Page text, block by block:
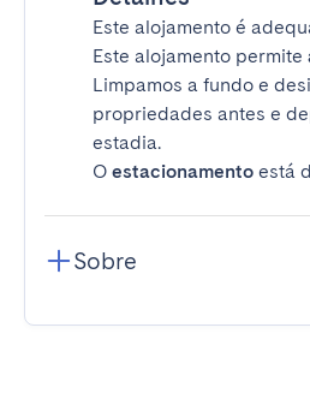
Este alojamento é
Este alojamento permite
Limpamos a fundo e
propriedades antes e
estadia.
O estacionamento está
Sobre